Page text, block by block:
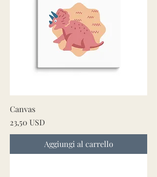
Canvas
Prezzo
23,50 USD
Aggiungi al carrello